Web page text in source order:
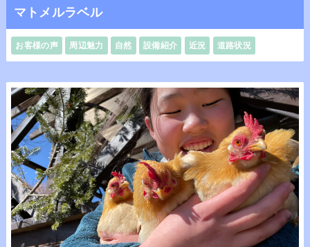
マトメルラベル
お客様の声 周辺魅力 自然 設備紹介 近況 道路状況